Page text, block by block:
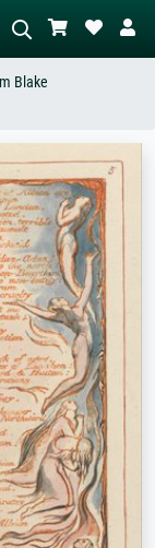
scène – bijv. groene
met veel rood, donker
staand naakt naast
boom.
Blake